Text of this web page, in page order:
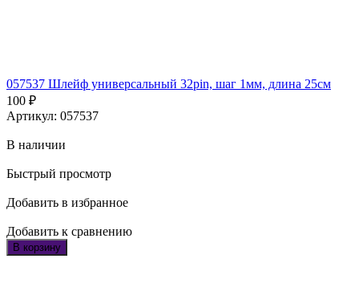
057537 Шлейф универсальный 32pin, шаг 1мм, длина 25см
100 ₽
Артикул: 057537
В наличии
Быстрый просмотр
Добавить в избранное
Добавить к сравнению
В корзину